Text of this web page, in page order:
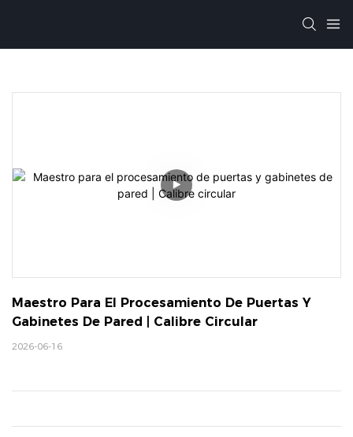
Maestro Para El Procesamiento De Puertas Y
Gabinetes De Pared | Calibre Circular
2026-06-16